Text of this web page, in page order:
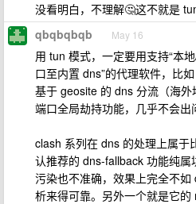
没看明白，不理解🤔这不就是
qbqbqbqb May 16
用 tun 模式，一定要用支持“本
口至内置 dns”的代理软件，比
基于 geosite 的 dns 分流（海
端口全局劫持功能，几乎不会出
clash 系列在 dns 的处理上属于
认推荐的 dns-fallback 功能纯
污染也不准确，效果上完全不
析来得可靠。另外一个就是它